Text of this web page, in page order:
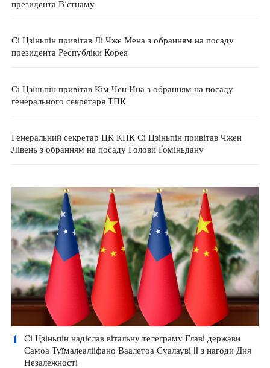
президента В'єтнаму
Сі Цзіньпін привітав Лі Чже Мена з обранням на посаду
президента Республіки Корея
Сі Цзіньпін привітав Кім Чен Ина з обранням на посаду
генерального секретаря ТПК
Генеральний секретар ЦК КПК Сі Цзіньпін привітав Чжен
Лівень з обранням на посаду Голови Ґоміньдану
1
Сі Цзіньпін надіслав вітальну телеграму Главі держави
Самоа Туїмалеалііфано Ваалетоа Суалауві II з нагоди Дня
Незалежності